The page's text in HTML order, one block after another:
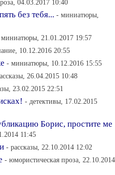
04.03.2017 10:40
без тебя... - миниатюры,
21.01.2017 19:57
10.12.2016 20:55
- миниатюры, 10.12.2016 15:55
26.04.2015 10:48
23.02.2015 22:51
- детективы, 17.02.2015
Борис, простите ме
11:45
- рассказы, 22.10.2014 12:02
- юмористическая проза, 22.10.2014